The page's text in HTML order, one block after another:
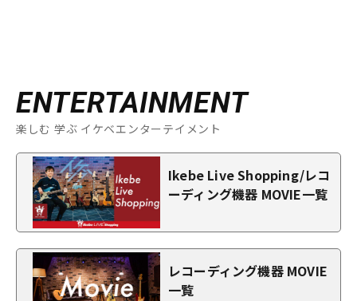
ENTERTAINMENT
楽しむ 学ぶ イケベエンターテイメント
Ikebe Live Shopping/レコ
ーディング機器 MOVIE一覧
レコーディング機器 MOVIE
一覧